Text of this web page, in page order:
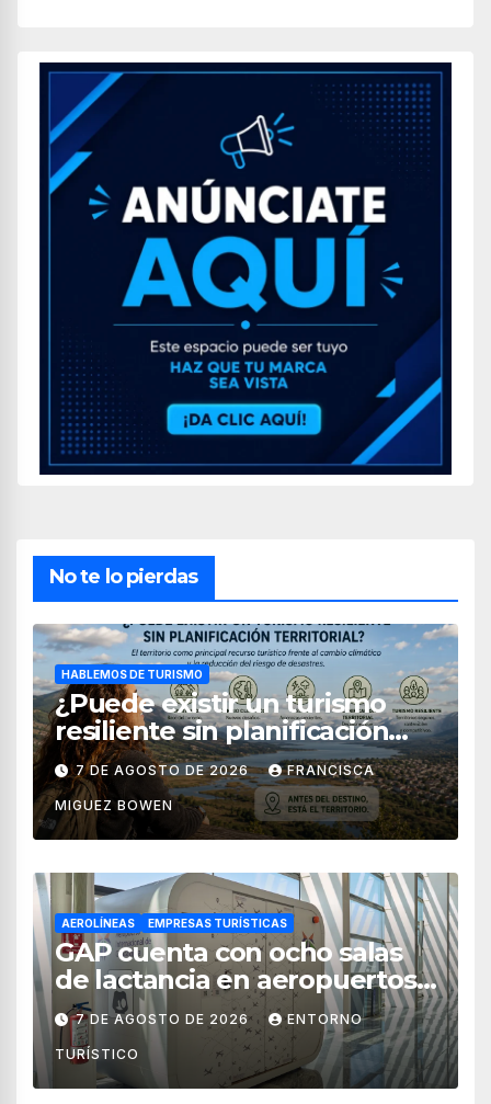
No te lo pierdas
HABLEMOS DE TURISMO
¿Puede existir un turismo
resiliente sin planificación
territorial?
7 DE AGOSTO DE 2026 FRANCISCA
MIGUEZ BOWEN
AEROLÍNEAS EMPRESAS TURÍSTICAS
GAP cuenta con ocho salas
de lactancia en aeropuertos
de México
7 DE AGOSTO DE 2026 ENTORNO
TURÍSTICO